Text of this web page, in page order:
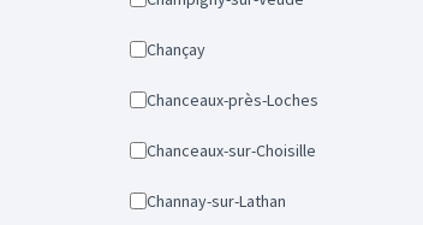
Chançay
Chanceaux-près-Loches
Chanceaux-sur-Choisille
Channay-sur-Lathan